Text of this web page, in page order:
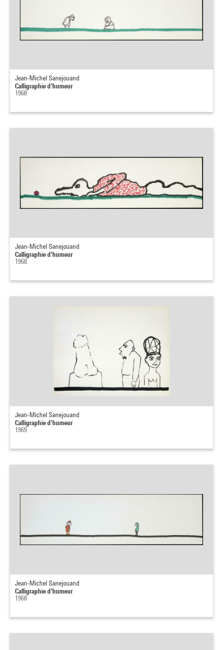
Jean-Michel Sanejouand
Calligraphie d'humeur
1968
Jean-Michel Sanejouand
Calligraphie d'humeur
1968
Jean-Michel Sanejouand
Calligraphie d'humeur
1969
Jean-Michel Sanejouand
Calligraphie d'humeur
1968